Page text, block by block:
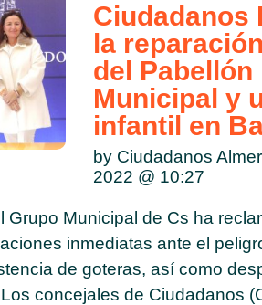
Ciudadanos
la
del
Municipal y
infantil en
by Ciudadanos
2022 @ 10:27
Grupo Municipal de Cs ha
inmediatas ante el
de goteras, así como
concejales de Ciudadanos